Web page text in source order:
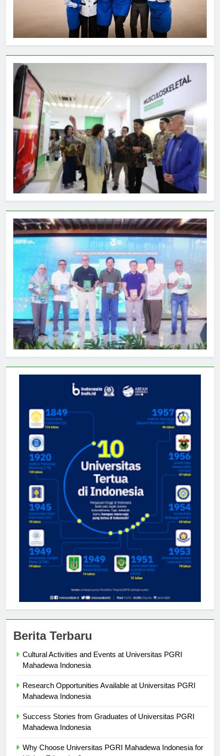
Berita Terbaru
Cultural Activities and Events at Universitas PGRI
Mahadewa Indonesia
Research Opportunities Available at Universitas PGRI
Mahadewa Indonesia
Success Stories from Graduates of Universitas PGRI
Mahadewa Indonesia
Why Choose Universitas PGRI Mahadewa Indonesia for